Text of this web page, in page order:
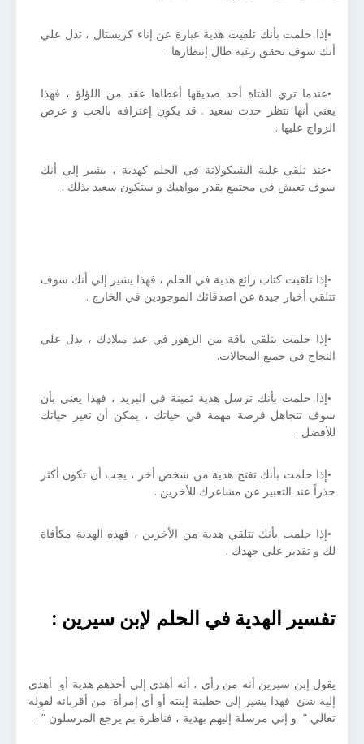
إذا حلمت بأنك تلقيت هدية عبارة عن إناء كريستال ، تدل علي
أنك سوف تحقق رغبة طال إنتظارها .
عندما تري الفتاة أحد صديقها أعطاها عقد من اللؤلؤ ، فهذا
يعني أنها نتظر حدث سعيد . قد يكون إعترافه بالحب و عرض
الزواج عليها .
عند تلقي علبة الشيكولاتة في الحلم كهدية ، يشير إلي أنك
سوف تعيش في مجتمع يقدر مواهبك و ستكون سعيد بذلك .
إذا تلقيت كتاب رائع هدية في الحلم ، فهذا يشير إلي أنك سوف
تتلقي أخبار جيدة عن اصدقائك الموجودين في الخارج .
إذا حلمت بتلقي باقة من الزهور في عيد ميلادك ، يدل علي
النجاح في جميع المجالات.
إذا حلمت بأنك ترسل هدية ثمينة في البريد ، فهذا يعني بأن
سوف تتجاهل فرصة مهمة في حياتك ، يمكن أن تغير حياتك
للأفضل .
إذا حلمت بأنك تفتح هدية من شخص أخر ، يجب أن تكون أكثر
حذراً عند التعبير عن مشاعرك للأخرين .
إذا حلمت بأنك تتلقي هدية من الأخرين ، فهذه الهدية مكأفاة
لك و تقدير علي جهدك .
تفسير الهدية في الحلم لإبن سيرين :
يقول إبن سيرين أنه من رأي ، أنه أهدي إلي أحدهم هدية أو أهدي
إليه شئ فهذا يشير إلي خطبتة إبنته أو أي إمرأة من أقربائه لقوله
تعالي ” و إني مرسلة إليهم بهدية ، فناظرة بم يرجع المرسلون ” .